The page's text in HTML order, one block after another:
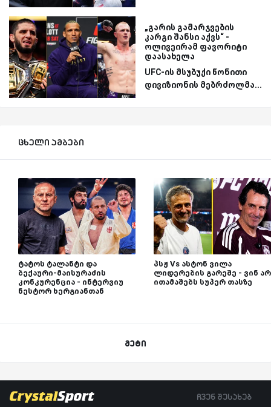
„გარის გამარჯვების
კარგი შანსი აქვს“ -
ოლივეირამ ფავორიტი
დაასახელა
UFC-ის მსუბუქი წონითი
დივიზიონის მებრძოლმა...
ცხელი ამბები
ტატოს ტალანტი და
ბექაური-მაისურაძის
კონკურენცია - ინტერვიუ
ნესტორ ხერგიანთან
პსჟ Vs ასტონ ვილა
ლიდერების გარეშე - ვინ არ
ითამაშებს სუპერ თასზე
მეტი
ჩვენ შესახებ